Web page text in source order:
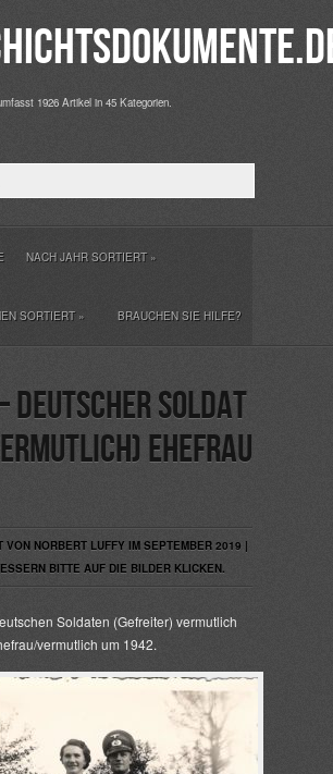
1926 Artikel in 45 Kategorien.
NACH JAHR SORTIERT»
SORTIERT» BRAUCHEN SIE HILFE?
Deutscher Soldat
Ehefrau
VON NORBERT LUFFY IM SEPTEMBER 2019 |
BITTE AUF DIE BILDER KLICKEN.
Soldaten (Gefreiter) vermutlich
vermutlich um 1942.